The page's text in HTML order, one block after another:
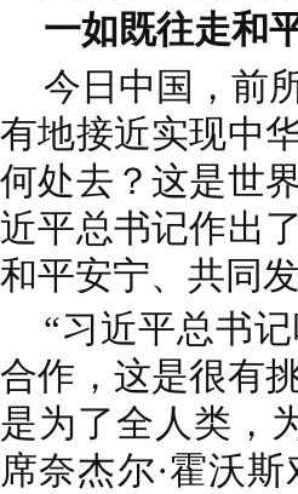
一如既往走和
今日中国，前
有地接近实现中
何处去？这是世
近平总书记作出
和平安宁、共同
“习近平总书
合作，这是很有
是为了全人类，
席奈杰尔·霍沃